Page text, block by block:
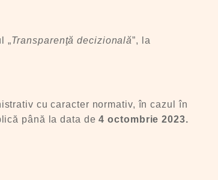
„Transparenţă decizională”, la
cu caracter normativ, în cazul în
până la data de4 octombrie 2023.